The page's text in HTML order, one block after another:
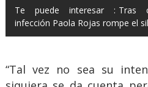
Te puede interesar : Tras
infección Paola Rojas rompe el
“Tal vez no sea su